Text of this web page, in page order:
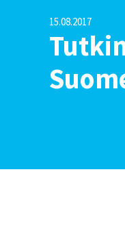
15.08.2017